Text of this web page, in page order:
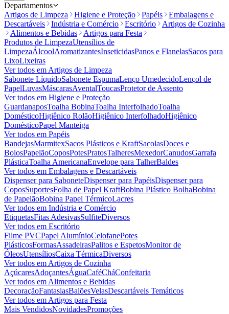
Departamentos
Artigos de Limpeza
Higiene e Proteção Papéis
Embalagens e
Descartáveis
Indústria e Comércio Escritório
Artigos de Cozinha
Alimentos e Bebidas
Artigos para Festa
Produtos de LimpezaUtensílios de
LimpezaÁlcoolAromatizantesInseticidasPanos e FlanelasSacos para
LixoLixeiras
Ver todos em Artigos de Limpeza
Sabonete LíquidoSabonete EspumaLenço UmedecidoLençol de
PapelLuvasMáscarasAventalToucasProtetor de Assento
Ver todos em Higiene e Proteção
GuardanaposToalha BobinaToalha InterfolhadoToalha
DomésticoHigiênico RolãoHigiênico InterfolhadoHigiênico
DomésticoPapel Manteiga
Ver todos em Papéis
BandejasMarmitexSacos Plásticos e KraftSacolasDoces e
BolosPapelãoCoposPotesPratosTalheresMexedorCanudosGarrafa
PlásticaToalha AmericanaEnvelope para TalherBaldes
Ver todos em Embalagens e Descartáveis
Dispenser para SaboneteDispenser para PapéisDispenser para
CoposSuportesFolha de Papel KraftBobina Plástico BolhaBobina
de PapelãoBobina Papel TérmicoLacres
Ver todos em Indústria e Comércio
EtiquetasFitas AdesivasSulfiteDiversos
Ver todos em Escritório
Filme PVCPapel AlumínioCelofanePotes
PlásticosFormasAssadeirasPalitos e EspetosMonitor de
ÓleosUtensíliosCaixa TérmicaDiversos
Ver todos em Artigos de Cozinha
AçúcaresAdoçantesÁguaCaféCháConfeitaria
Ver todos em Alimentos e Bebidas
DecoraçãoFantasiasBalõesVelasDescartáveis Temáticos
Ver todos em Artigos para Festa
Mais VendidosNovidadesPromoções